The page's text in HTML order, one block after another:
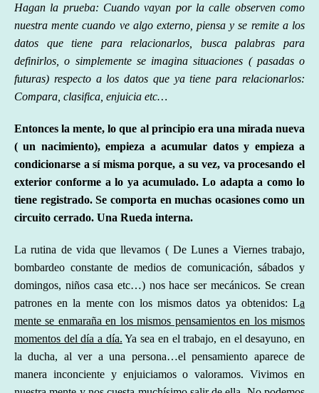
Hagan la prueba: Cuando vayan por la calle observen como
nuestra mente cuando ve algo externo, piensa y se remite a los
datos que tiene para relacionarlos, busca palabras para
definirlos, o simplemente se imagina situaciones ( pasadas o
futuras) respecto a los datos que ya tiene para relacionarlos:
Compara, clasifica, enjuicia etc…
Entonces la mente, lo que al principio era una mirada nueva
( un nacimiento), empieza a acumular datos y empieza a
condicionarse a sí misma porque, a su vez, va procesando el
exterior conforme a lo ya acumulado. Lo adapta a como lo
tiene registrado. Se comporta en muchas ocasiones como un
circuito cerrado. Una Rueda interna.
La rutina de vida que llevamos ( De Lunes a Viernes trabajo,
bombardeo constante de medios de comunicación, sábados y
domingos, niños casa etc…) nos hace ser mecánicos. Se crean
patrones en la mente con los mismos datos ya obtenidos: La
mente se enmaraña en los mismos pensamientos en los mismos
momentos del día a día. Ya sea en el trabajo, en el desayuno, en
la ducha, al ver a una persona…el pensamiento aparece de
manera inconciente y enjuiciamos o valoramos. Vivimos en